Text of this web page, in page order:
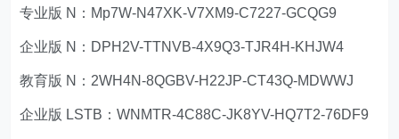
专业版 N：Mp7W-N47XK-V7XM9-C7227-GCQG9
企业版 N：DPH2V-TTNVB-4X9Q3-TJR4H-KHJW4
教育版 N：2WH4N-8QGBV-H22JP-CT43Q-MDWWJ
企业版 LSTB：WNMTR-4C88C-JK8YV-HQ7T2-76DF9